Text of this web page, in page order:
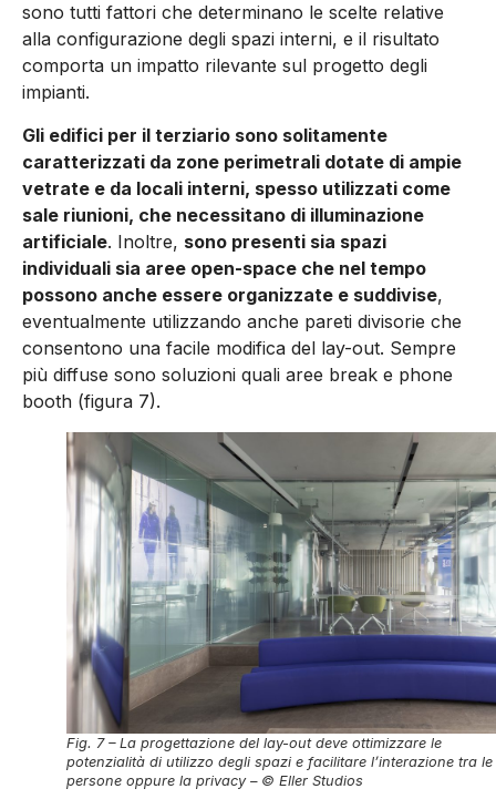
sono tutti fattori che determinano le scelte relative
alla configurazione degli spazi interni, e il risultato
comporta un impatto rilevante sul progetto degli
impianti.
Gli edifici per il terziario sono solitamente
caratterizzati da zone perimetrali dotate di ampie
vetrate e da locali interni, spesso utilizzati come
sale riunioni, che necessitano di illuminazione
artificiale. Inoltre, sono presenti sia spazi
individuali sia aree open-space che nel tempo
possono anche essere organizzate e suddivise,
eventualmente utilizzando anche pareti divisorie che
consentono una facile modifica del lay-out. Sempre
più diffuse sono soluzioni quali aree break e phone
booth (figura 7).
Fig. 7 – La progettazione del lay-out deve ottimizzare le
potenzialità di utilizzo degli spazi e facilitare l’interazione tra le
persone oppure la privacy – © Eller Studios